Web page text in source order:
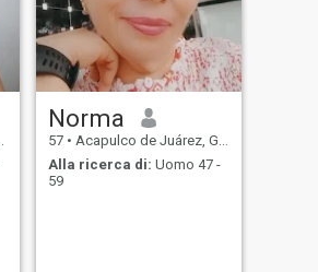
Norma
57 • Acapulco de Juárez, Guerrero, Messico
Alla ricerca di: Uomo 47 -
59